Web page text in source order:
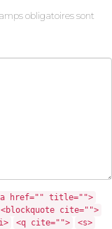
obligatoires sont
href="" title="">
<blockquote cite="">
<q cite=""> <s>